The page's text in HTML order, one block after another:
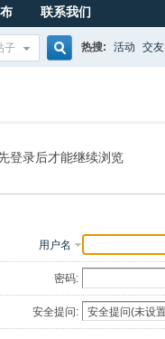
联系我们
子
索
热搜: 活动 交友
登录后才能继续浏览
用户名
密码:
安全提问: